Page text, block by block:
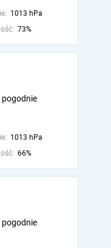
1013 hPa
73%
pogodnie
1013 hPa
66%
pogodnie